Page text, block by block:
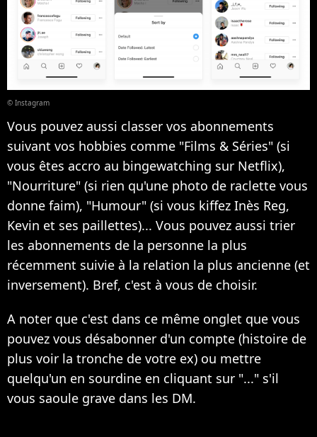
© Instagram
Vous pouvez aussi classer vos abonnements
suivant vos hobbies comme "Films & Séries" (si
vous êtes accro au bingewatching sur Netflix),
"Nourriture" (si rien qu'une photo de raclette vous
donne faim), "Humour" (si vous kiffez Inès Reg,
Kevin et ses paillettes)... Vous pouvez aussi trier
les abonnements de la personne la plus
récemment suivie à la relation la plus ancienne (et
inversement). Bref, c'est à vous de choisir.
A noter que c'est dans ce même onglet que vous
pouvez vous désabonner d'un compte (histoire de
plus voir la tronche de votre ex) ou mettre
quelqu'un en sourdine en cliquant sur "..." s'il
vous saoule grave dans les DM.